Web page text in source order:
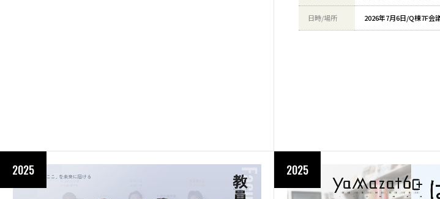
日時/場所 2026年7月6日/Q棟7F会
2025 2025